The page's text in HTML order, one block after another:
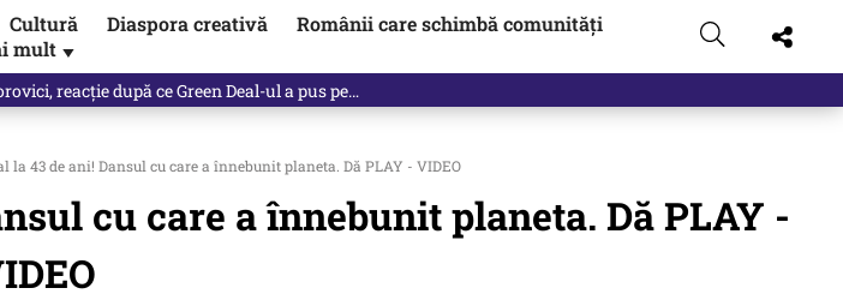
Cultură Diaspora creativă
Românii care schimbă comunități
mult ▼
video
43 de ani! Dansul cu care a înnebunit planeta. Dă PLAY - VIDEO
cu care a înnebunit planeta. Dă PLAY -